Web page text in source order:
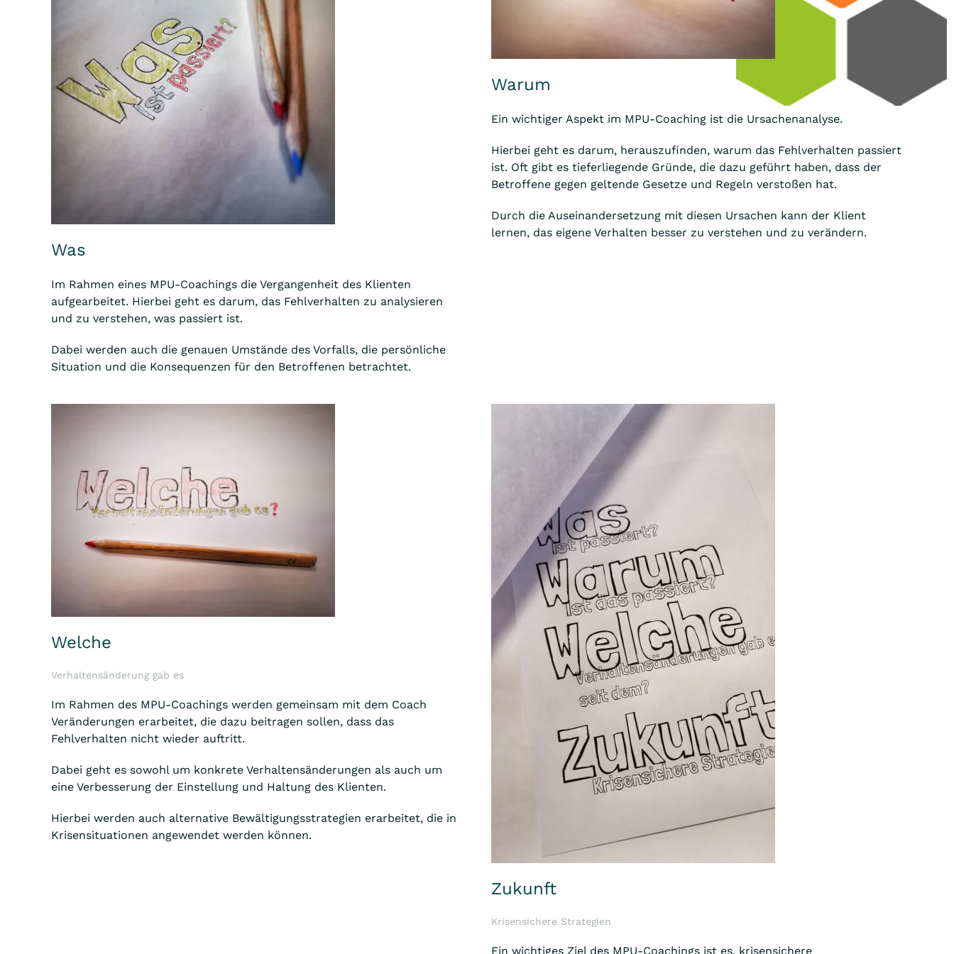
Was
Im Rahmen eines MPU-Coachings die Vergangenheit des Klienten
aufgearbeitet. Hierbei geht es darum, das Fehlverhalten zu analysieren
und zu verstehen, was passiert ist.
Dabei werden auch die genauen Umstände des Vorfalls, die persönliche
Situation und die Konsequenzen für den Betroffenen betrachtet.
Warum
Ein wichtiger Aspekt im MPU-Coaching ist die Ursachenanalyse.
Hierbei geht es darum, herauszufinden, warum das Fehlverhalten passiert
ist. Oft gibt es tieferliegende Gründe, die dazu geführt haben, dass der
Betroffene gegen geltende Gesetze und Regeln verstoßen hat.
Durch die Auseinandersetzung mit diesen Ursachen kann der Klient
lernen, das eigene Verhalten besser zu verstehen und zu verändern.
Welche
Verhaltensänderung gab es
Im Rahmen des MPU-Coachings werden gemeinsam mit dem Coach
Veränderungen erarbeitet, die dazu beitragen sollen, dass das
Fehlverhalten nicht wieder auftritt.
Dabei geht es sowohl um konkrete Verhaltensänderungen als auch um
eine Verbesserung der Einstellung und Haltung des Klienten.
Hierbei werden auch alternative Bewältigungsstrategien erarbeitet, die in
Krisensituationen angewendet werden können.
Zukunft
Krisensichere Strategien
Ein wichtiges Ziel des MPU-Coachings ist es, krisensichere